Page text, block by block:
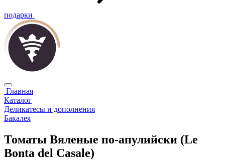
подарки
Главная
Каталог
Деликатесы и дополнения
Бакалея
Томаты Вяленые по-апулийски (Le
Bonta del Casale)